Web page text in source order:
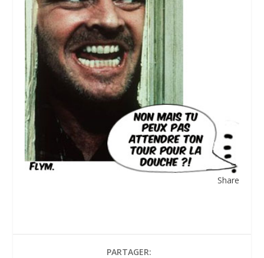
Share
PARTAGER: